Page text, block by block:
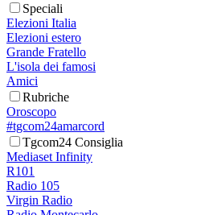
Speciali
Elezioni Italia
Elezioni estero
Grande Fratello
L'isola dei famosi
Amici
Rubriche
Oroscopo
#tgcom24amarcord
Tgcom24 Consiglia
Mediaset Infinity
R101
Radio 105
Virgin Radio